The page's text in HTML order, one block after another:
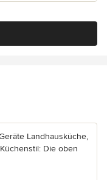
Sternen
Landhausküche,
Die oben